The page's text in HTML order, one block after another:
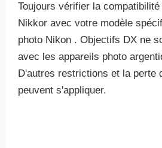
Toujours vérifier la
Nikkor avec votre modèle
photo Nikon . Objectifs DX ne
avec les appareils photo
D'autres restrictions et la perte
peuvent s'appliquer.